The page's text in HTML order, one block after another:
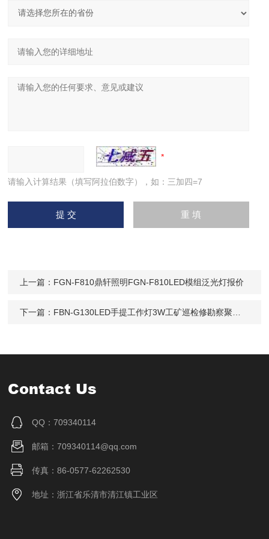
请输入计算结果（填写阿拉伯数字），如：三加四=7
上一篇： FGN-F810鼎轩照明FGN-F810LED模组泛光灯报价
下一篇： FBN-G130LED手提工作灯3W工矿巡检修勘察聚光探照灯
Contact Us
QQ：709340114
邮箱：709340114@qq.com
传真：86-0577-62262530
地址：浙江省乐清市清江镇工业区